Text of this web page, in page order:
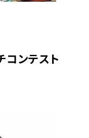
コンテスト